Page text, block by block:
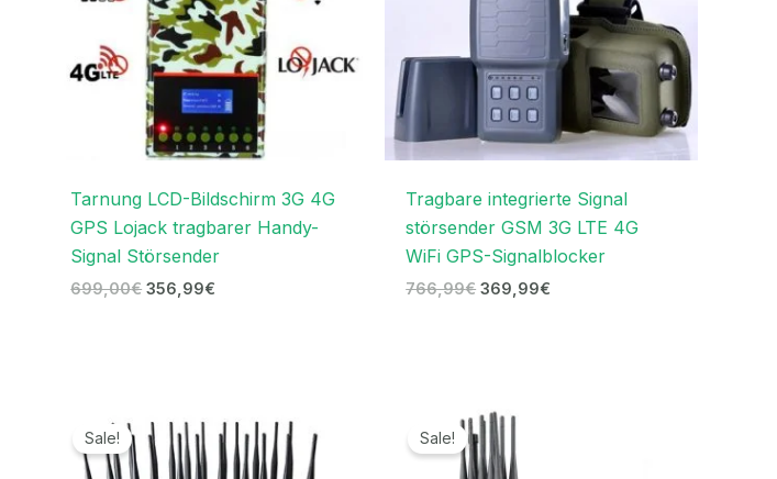
Tarnung LCD-Bildschirm 3G 4G
GPS Lojack tragbarer Handy-
Signal Störsender
699,00€ 356,99€
Tragbare integrierte Signal
störsender GSM 3G LTE 4G
WiFi GPS-Signalblocker
766,99€ 369,99€
Sale!
Preis
war:
1.599,00€
Preis
ist:
739,99€.
Sale!